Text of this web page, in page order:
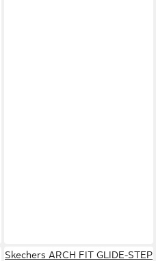
Skechers ARCH FIT GLIDE-STEP